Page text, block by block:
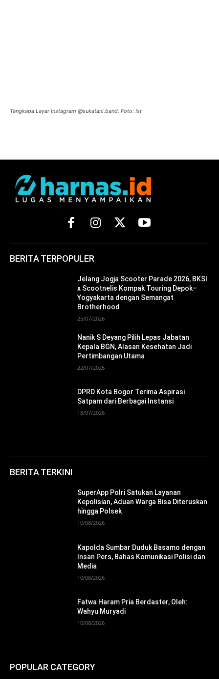
Tangkapa Layar Instagram @sukatani.band. Foto: Ist
BERITA TERPOPULER
Jelang Jogja Scooter Parade 2026, BKSI
x Scootnelis Kompak Touring Depok–
Yogyakarta dengan Semangat
Brotherhood
25/07/2026
Nanik S Deyang Pilih Lepas Jabatan
Kepala BGN, Alasan Kesehatan Jadi
Pertimbangan Utama
22/07/2026
DPRD Kota Bogor Terima Aspirasi
Satpam dari Berbagai Instansi
18/07/2026
BERITA TERKINI
SuperApp Polri Satukan Layanan
Kepolisian, Aduan Warga Bisa Diteruskan
hingga Polsek
10/08/2026
Kapolda Sumbar Duduk Basamo dengan
Insan Pers, Bahas Komunikasi Polisi dan
Media
10/08/2026
Fatwa Haram Pria Berdaster, Oleh:
Wahyu Muryadi
10/08/2026
POPULAR CATEGORY